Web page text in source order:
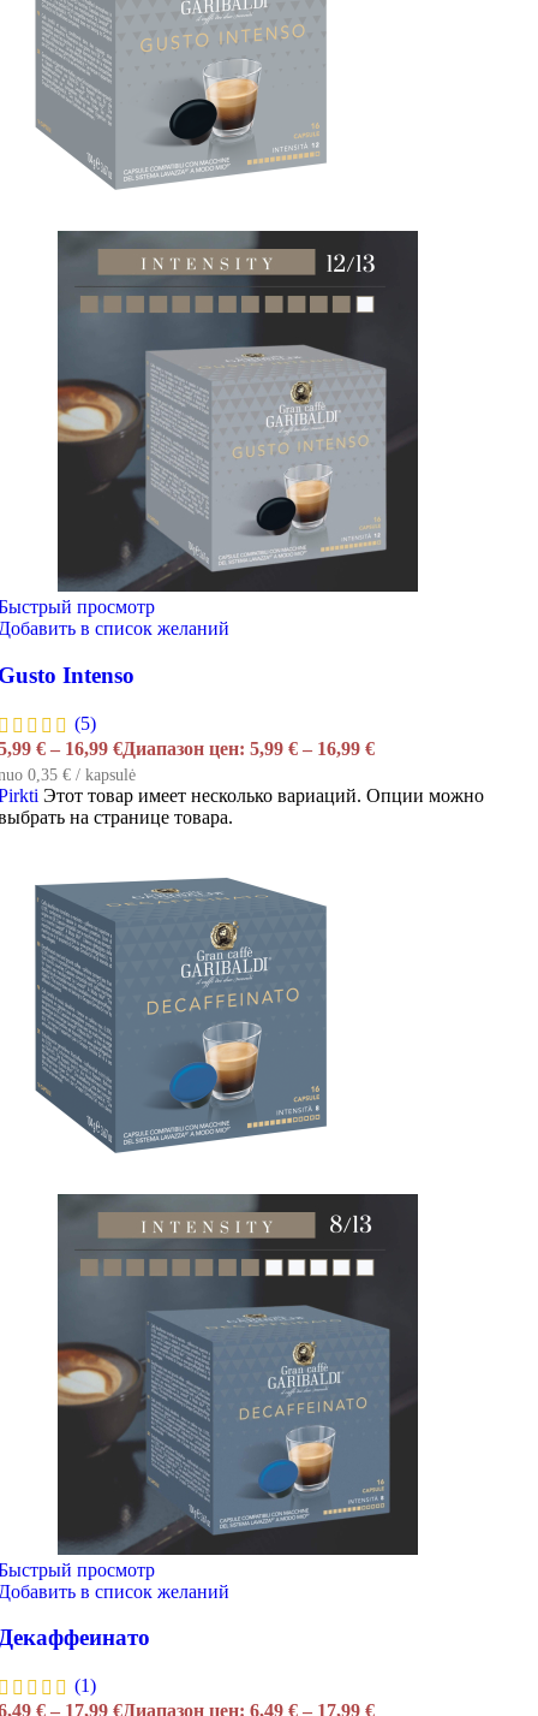
просмотр
в список желаний
Intenso
(5)
€ – 16,99 €Диапазон цен: 5,99 € – 16,99 €
0,35 € / kapsulė
Этот товар имеет несколько вариаций. Опции можно
на странице товара.
просмотр
в список желаний
(1)
€ – 17,99 €Диапазон цен: 6,49 € – 17,99 €